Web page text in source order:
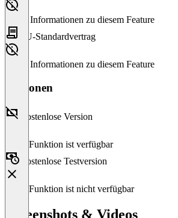
Keine Informationen zu diesem Feature
EU-Standardvertrag
Keine Informationen zu diesem Feature
Versionen
Kostenlose Version
Diese Funktion ist verfügbar
Kostenlose Testversion
Diese Funktion ist nicht verfügbar
Screenshots & Videos